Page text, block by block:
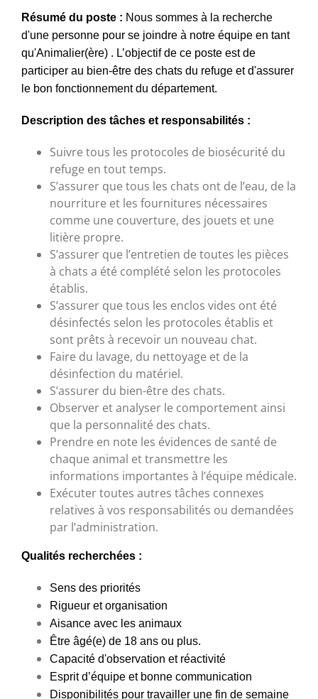
Résumé du poste : Nous sommes à la recherche
d'une personne pour se joindre à notre équipe en tant
qu'Animalier(ère) . L’objectif de ce poste est de
participer au bien-être des chats du refuge et d'assurer
le bon fonctionnement du département.
Description des tâches et responsabilités :
Suivre tous les protocoles de biosécurité du
refuge en tout temps.
S’assurer que tous les chats ont de l’eau, de la
nourriture et les fournitures nécessaires
comme une couverture, des jouets et une
litière propre.
S’assurer que l’entretien de toutes les pièces
à chats a été complété selon les protocoles
établis.
S’assurer que tous les enclos vides ont été
désinfectés selon les protocoles établis et
sont prêts à recevoir un nouveau chat.
Faire du lavage, du nettoyage et de la
désinfection du matériel.
S’assurer du bien-être des chats.
Observer et analyser le comportement ainsi
que la personnalité des chats.
Prendre en note les évidences de santé de
chaque animal et transmettre les
informations importantes à l’équipe médicale.
Exécuter toutes autres tâches connexes
relatives à vos responsabilités ou demandées
par l’administration.
Qualités recherchées :
Sens des priorités
Rigueur et organisation
Aisance avec les animaux
Être âgé(e) de 18 ans ou plus.
Capacité d'observation et réactivité
Esprit d’équipe et bonne communication
Disponibilités pour travailler une fin de semaine